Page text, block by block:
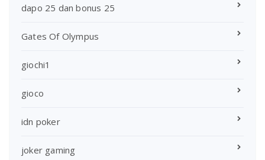
dapo 25 dan bonus 25
Gates Of Olympus
giochi1
gioco
idn poker
joker gaming